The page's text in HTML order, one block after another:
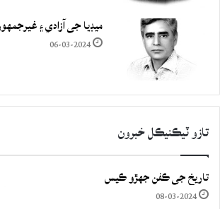
ميڊيا جي آزادي ۽
06-03-2024
تازو ٽيڪنيڪل خبرون
تاريخ جي ڪفن جھڙو ڪيس
08-03-2024